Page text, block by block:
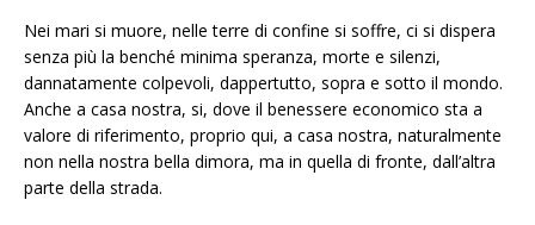
Nei mari si muore, nelle terre di confine si soffre, ci si dispera
senza più la benché minima speranza, morte e silenzi,
dannatamente colpevoli, dappertutto, sopra e sotto il mondo.
Anche a casa nostra, si, dove il benessere economico sta a
valore di riferimento, proprio qui, a casa nostra, naturalmente
non nella nostra bella dimora, ma in quella di fronte, dall’altra
parte della strada.